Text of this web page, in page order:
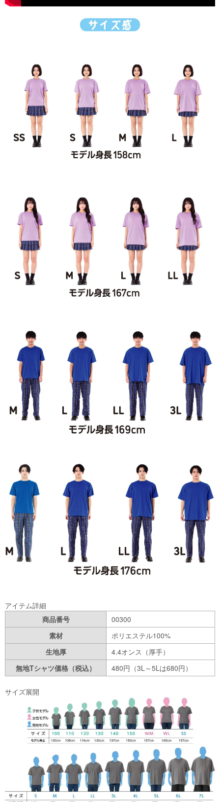
アイテム詳細
商品番号
00300
素材
ポリエステル100%
生地厚
4.4オンス（厚手）
無地Tシャツ価格（税込）
480円（3L～5Lは680円）
サイズ展開